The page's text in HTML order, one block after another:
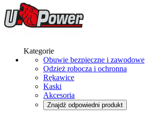
Kategorie
Obuwie bezpieczne i zawodowe
Odzież robocza i ochronna
Rękawice
Kaski
Akcesoria
Znajdź odpowiedni produkt